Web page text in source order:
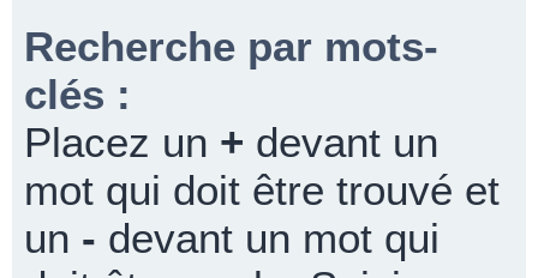
Recherche par mots-
clés :
Placez un + devant un
mot qui doit être trouvé et
un - devant un mot qui